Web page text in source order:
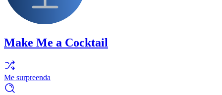
Make Me a Cocktail
Me surpreenda